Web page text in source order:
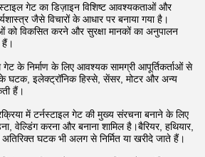
गेट का डिज़ाइन विशिष्ट आवश्यकताओं और
जैसे विचारों के आधार पर बनाया गया है।
को विकसित करने और सुरक्षा मानकों का अनुपालन
हैं।
गेट के निर्माण के लिए आवश्यक सामग्री आपूर्तिकर्ताओं से
के घटक, इलेक्ट्रॉनिक हिस्से, सेंसर, मोटर और अन्य
हैं।
में टर्नस्टाइल गेट की मुख्य संरचना बनाने के लिए
वेल्डिंग करना और बनाना शामिल है।बैरियर, हथियार,
घटक भी अलग से निर्मित या खरीदे जाते हैं।